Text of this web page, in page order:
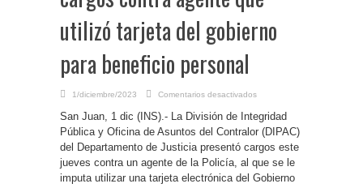
utilizó tarjeta del gobierno
para beneficio personal
1/diciembre/2023 Comentarios desactivados
Rico-
Justicia
presenta
cargos
contra
agente
que
utilizó
tarjeta
San Juan, 1 dic (INS).- La División de Integridad
Pública y Oficina de Asuntos del Contralor (DIPAC)
del Departamento de Justicia presentó cargos este
jueves contra un agente de la Policía, al que se le
imputa utilizar una tarjeta electrónica del Gobierno